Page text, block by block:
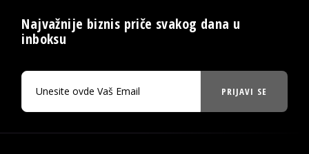
Najvažnije biznis priče svakog dana u
inboksu
PRIJAVI SE